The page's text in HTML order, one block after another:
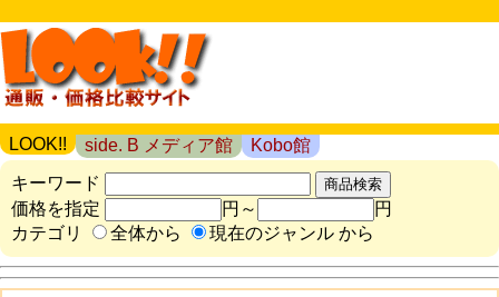
LOOK!! side. B メディア館
Kobo館
キーワード
価格を指定
円～
円
カテゴリ
全体から 現在のジャンル から